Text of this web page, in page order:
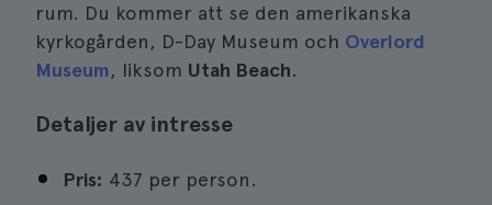
rum. Du kommer att se den amerikanska
kyrkogården, D-Day Museum och Overlord
Museum, liksom Utah Beach.
Detaljer av intresse
Pris: 437 per person.